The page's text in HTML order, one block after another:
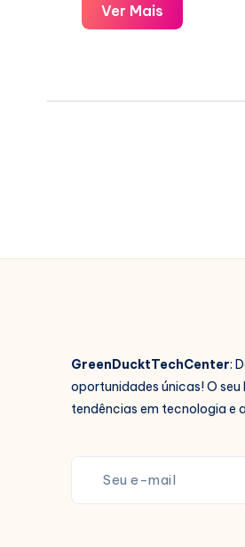
Ver Mais
para
GreenDucktTechCenter:
oportunidades únicas! O
tendências em tecnologia e